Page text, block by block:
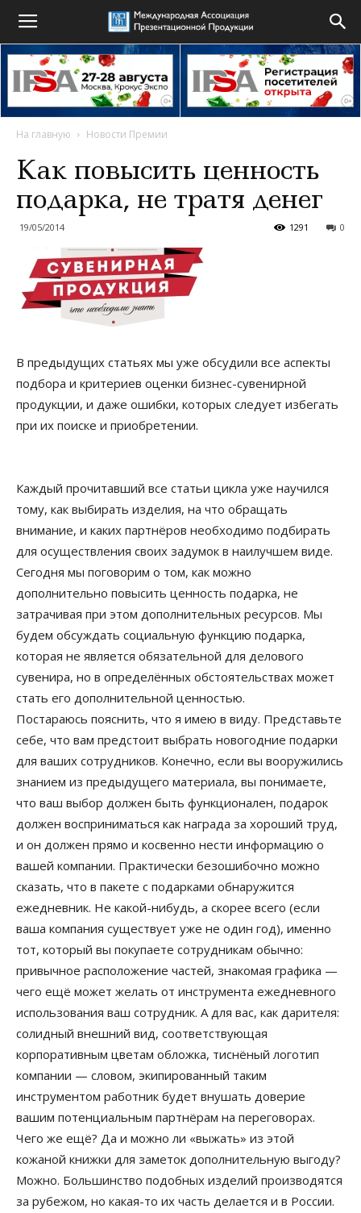
На главную Новости Премии
Как повысить ценность
подарка, не тратя денег
19/05/2014 0
1291
В предыдущих статьях мы уже обсудили все аспекты
подбора и критериев оценки бизнес-сувенирной
продукции, и даже ошибки, которых следует избегать
при их поиске и приобретении.
Каждый прочитавший все статьи цикла уже научился
тому, как выбирать изделия, на что обращать
внимание, и каких партнёров необходимо подбирать
для осуществления своих задумок в наилучшем виде.
Сегодня мы поговорим о том, как можно
дополнительно повысить ценность подарка, не
затрачивая при этом дополнительных ресурсов. Мы
будем обсуждать социальную функцию подарка,
которая не является обязательной для делового
сувенира, но в определённых обстоятельствах может
стать его дополнительной ценностью.
Постараюсь пояснить, что я имею в виду. Представьте
себе, что вам предстоит выбрать новогодние подарки
для ваших сотрудников. Конечно, если вы вооружились
знанием из предыдущего материала, вы понимаете,
что ваш выбор должен быть функционален, подарок
должен восприниматься как награда за хороший труд,
и он должен прямо и косвенно нести информацию о
вашей компании. Практически безошибочно можно
сказать, что в пакете с подарками обнаружится
ежедневник. Не какой-нибудь, а скорее всего (если
ваша компания существует уже не один год), именно
тот, который вы покупаете сотрудникам обычно:
привычное расположение частей, знакомая графика —
чего ещё может желать от инструмента ежедневного
использования ваш сотрудник. А для вас, как дарителя:
солидный внешний вид, соответствующая
корпоративным цветам обложка, тиснёный логотип
компании — словом, экипированный таким
инструментом работник будет внушать доверие
вашим потенциальным партнёрам на переговорах.
Чего же ещё? Да и можно ли «выжать» из этой
кожаной книжки для заметок дополнительную выгоду?
Можно. Большинство подобных изделий производятся
за рубежом, но какая-то их часть делается и в России.